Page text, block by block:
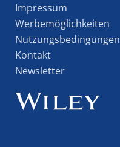
Impressum
Werbemöglichkeiten
Nutzungsbedingungen
Kontakt
Newsletter